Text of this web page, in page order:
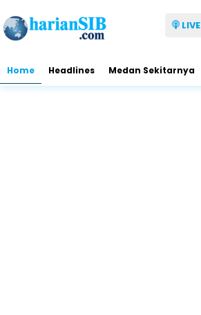
LIVE
Home Headlines Medan Sekitarnya